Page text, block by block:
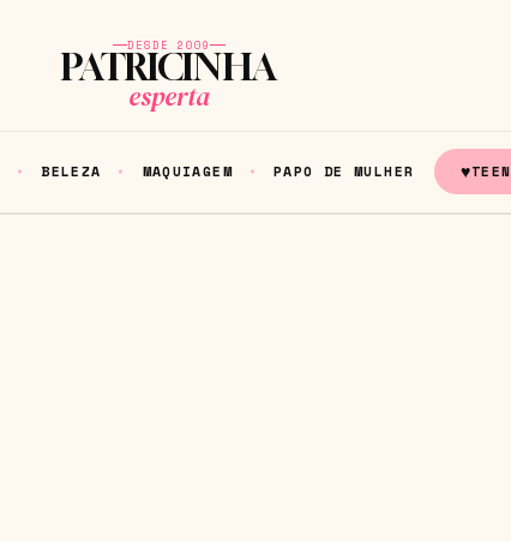
DESDE 2009
PATRICINHA
esperta
BELEZA MAQUIAGEM PAPO DE MULHER ♥TEEN